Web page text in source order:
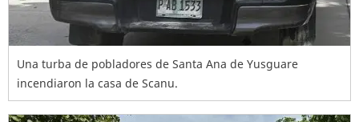
Una turba de pobladores de Santa Ana de Yusguare
incendiaron la casa de Scanu.